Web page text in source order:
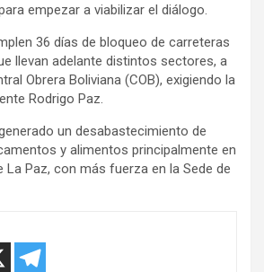
empezar a viabilizar el diálogo.
36 días de bloqueo de carreteras
llevan adelante distintos sectores, a
Obrera Boliviana (COB), exigiendo la
Rodrigo Paz.
un desabastecimiento de
y alimentos principalmente en
La Paz, con más fuerza en la Sede de